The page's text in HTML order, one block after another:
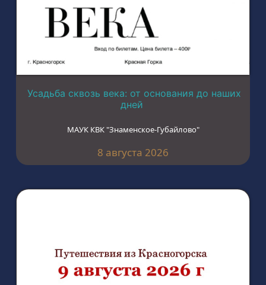
Усадьба сквозь века: от основания до наших
дней
МАУК КВК "Знаменское-Губайлово"
8 августа 2026